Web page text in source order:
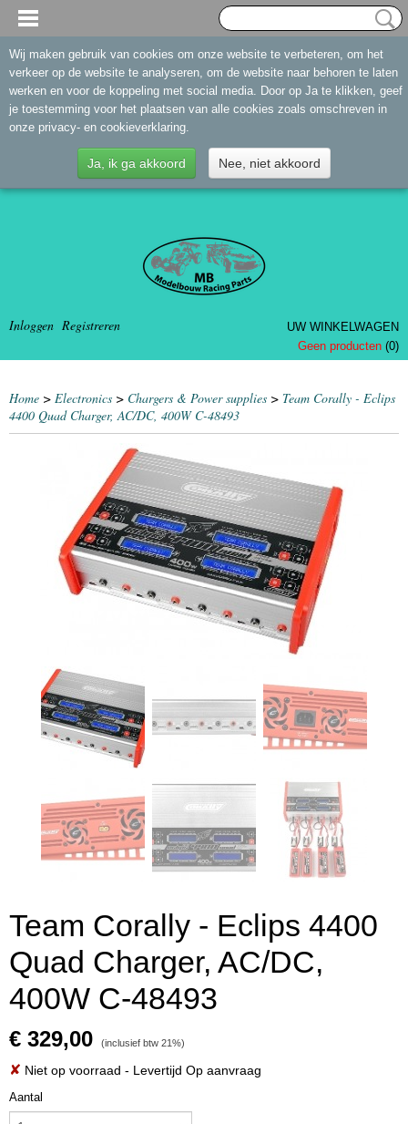
Inloggen Registreren
UW WINKELWAGEN
Geen producten (0)
Home > Electronics > Chargers & Power supplies > Team Corally - Eclips
4400 Quad Charger, AC/DC, 400W C-48493
Team Corally - Eclips 4400
Quad Charger, AC/DC,
400W C-48493
€ 329,00 (inclusief btw 21%)
✘ Niet op voorraad - Levertijd Op aanvraag
Aantal
Wij maken gebruik van cookies om onze website te verbeteren, om het
verkeer op de website te analyseren, om de website naar behoren te laten
werken en voor de koppeling met social media. Door op Ja te klikken, geef
je toestemming voor het plaatsen van alle cookies zoals omschreven in
onze privacy- en cookieverklaring.
Ja, ik ga akkoord Nee, niet akkoord